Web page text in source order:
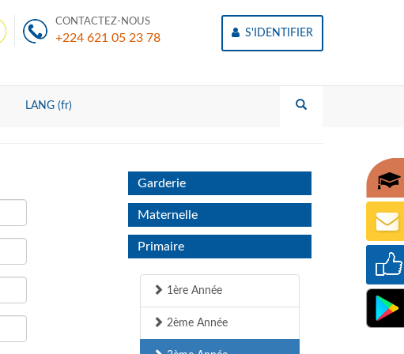
CONTACTEZ-NOUS
+224 621 05 23 78 S'IDENTIFIER
LANG (fr)
Garderie
Maternelle
Primaire
1ère Année
2ème Année